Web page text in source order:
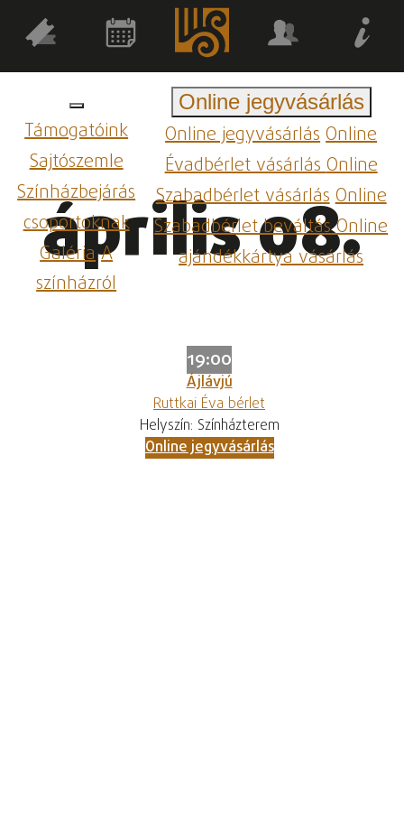
Támogatóink
Sajtószemle
Színházbejárás
csoportoknak
GalériaA
színházról
Online jegyvásárlás
Online jegyvásárlásOnline
Évadbérlet vásárlásOnline
Szabadbérlet vásárlásOnline
Szabadbérlet beváltásOnline
ajándékkártya vásárlás
április 08.
19:00
Ájlávjú
Ruttkai Éva bérlet
Helyszín: Színházterem
Online jegyvásárlás